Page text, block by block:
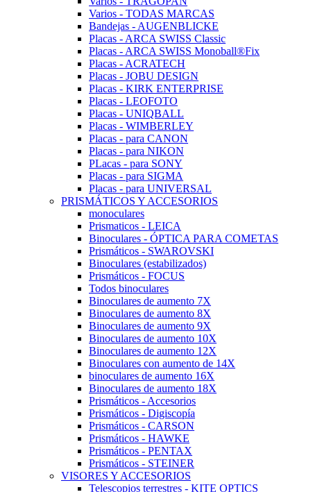
Varios - TODAS MARCAS
Bandejas - AUGENBLICKE
Placas - ARCA SWISS Classic
Placas - ARCA SWISS Monoball®Fix
Placas - ACRATECH
Placas - JOBU DESIGN
Placas - KIRK ENTERPRISE
Placas - LEOFOTO
Placas - UNIQBALL
Placas - WIMBERLEY
Placas - para CANON
Placas - para NIKON
PLacas - para SONY
Placas - para SIGMA
Placas - para UNIVERSAL
PRISMÁTICOS Y ACCESORIOS
monoculares
Prismaticos - LEICA
Binoculares - ÓPTICA PARA COMETAS
Prismáticos - SWAROVSKI
Binoculares (estabilizados)
Prismáticos - FOCUS
Todos binoculares
Binoculares de aumento 7X
Binoculares de aumento 8X
Binoculares de aumento 9X
Binoculares de aumento 10X
Binoculares de aumento 12X
Binoculares con aumento de 14X
binoculares de aumento 16X
Binoculares de aumento 18X
Prismáticos - Accesorios
Prismáticos - Digiscopía
Prismáticos - CARSON
Prismáticos - HAWKE
Prismáticos - PENTAX
Prismáticos - STEINER
VISORES Y ACCESORIOS
Telescopios terrestres - KITE OPTICS